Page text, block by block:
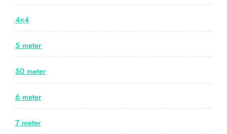
4×4
5 meter
50 meter
6 meter
7 meter